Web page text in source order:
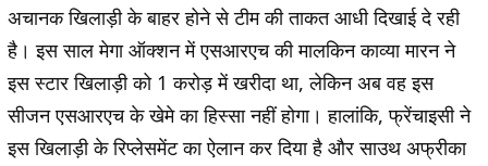
अचानक खिलाड़ी के बाहर होने से टीम की ताकत आधी दिखाई दे रही
है। इस साल मेगा ऑक्शन में एसआरएच की मालकिन काव्या मारन ने
इस स्टार खिलाड़ी को 1 करोड़ में खरीदा था, लेकिन अब वह इस
सीजन एसआरएच के खेमे का हिस्सा नहीं होगा। हालांकि, फ्रेंचाइसी ने
इस खिलाड़ी के रिप्लेसमेंट का ऐलान कर दिया है और साउथ अफ्रीका